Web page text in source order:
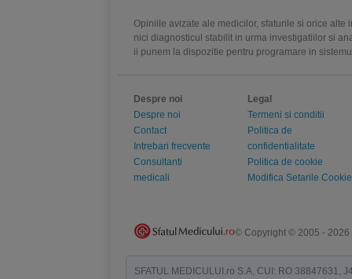
Opiniile avizate ale medicilor, sfaturile si orice
nici diagnosticul stabilit in urma investigatiilor si
ii punem la dispozitie pentru programare in
Despre noi
Despre noi
Contact
Intrebari frecvente
Consultanti
medicali
Legal
Termeni si conditii
Politica de
confidentialitate
Politica de cookie
Modifica Setarile Cookie
© Copyright © 2005 - 2026
SFATUL MEDICULUI.ro S.A, CUI: RO 38847631,